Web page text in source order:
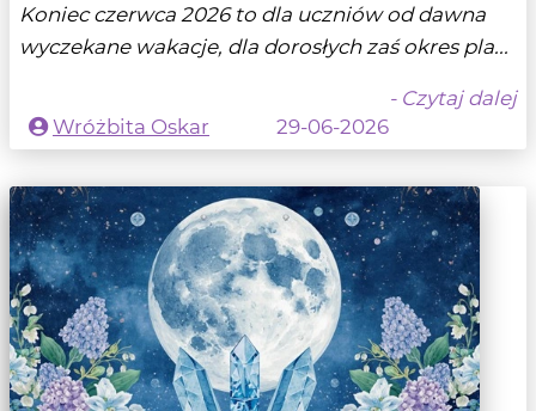
Koniec czerwca 2026 to dla uczniów od dawna
wyczekane wakacje, dla dorosłych zaś okres pla...
- Czytaj dalej
Wróżbita Oskar
29-06-2026